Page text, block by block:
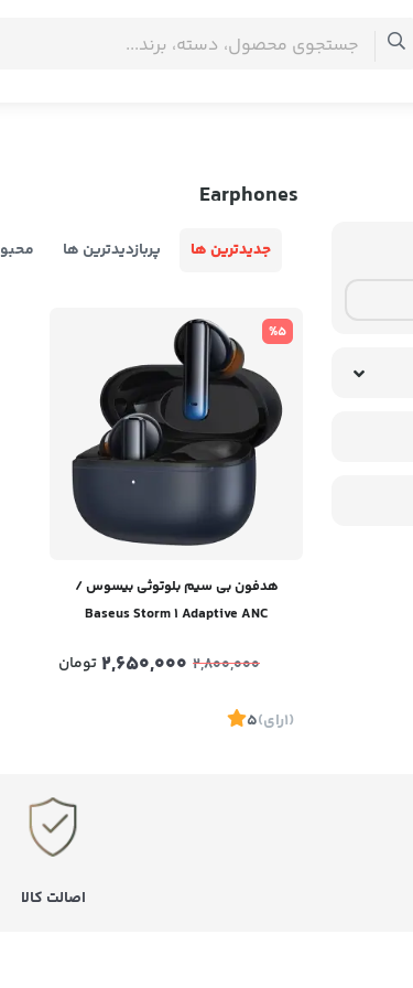
Earphones
جدیدترین ها پربازدیدترین ها
%5
هدفون بی سیم بلوتوثی بیسوس /
Baseus Storm 1 Adaptive ANC
2,800,000
2,650,000تومان
(1 رای)
5
اصالت کالا